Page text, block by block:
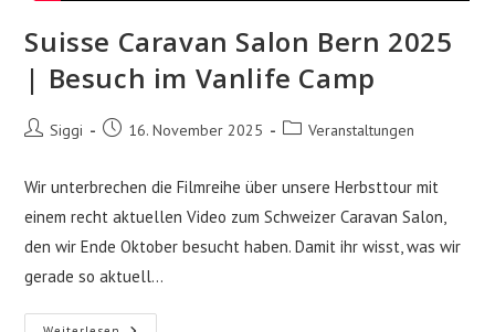
Suisse Caravan Salon Bern 2025
| Besuch im Vanlife Camp
Beitrags-
Siggi
Beitrag16. November 2025
Beitrags-
Veranstaltungen
Wir unterbrechen die Filmreihe über unsere Herbsttour mit
einem recht aktuellen Video zum Schweizer Caravan Salon,
den wir Ende Oktober besucht haben. Damit ihr wisst, was wir
gerade so aktuell…